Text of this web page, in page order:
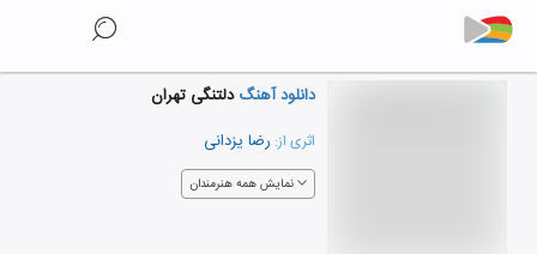
دانلود آهنگدلتنگی تهران
اثری از: رضا یزدانی
نمایش همه هنرمندان